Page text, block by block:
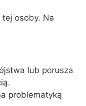
osoby. Na
lub porusza
problematyką